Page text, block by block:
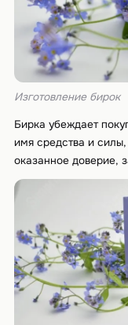
Изготовление бирок
Бирка убеждает
имя средства и
оказанное доверие,